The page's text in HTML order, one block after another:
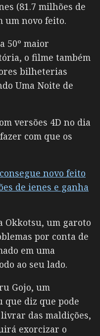
(81.7 milhões de
um novo feito.
50º maior
o filme também
bilheterias
Uma Noite de
versões 4D no dia
com que os
novo feito
de ienes e ganha
Okkotsu, um garoto
por conta de
em uma
ao seu lado.
Gojo, um
que diz que pode
das maldições,
exorcizar o